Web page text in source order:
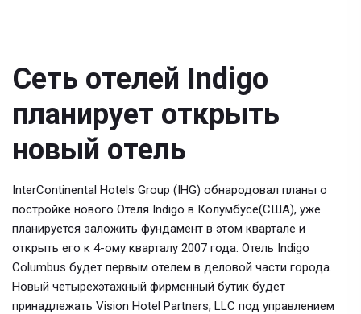
Сеть отелей Indigo
планирует открыть
новый отель
InterContinental Hotels Group (IHG) обнародовал планы о
постройке нового Отеля Indigo в Колумбусе(США), уже
планируется заложить фундамент в этом квартале и
открыть его к 4-ому кварталу 2007 года. Отель Indigo
Columbus будет первым отелем в деловой части города.
Новый четырехэтажный фирменный бутик будет
принадлежать Vision Hotel Partners, LLC под управлением